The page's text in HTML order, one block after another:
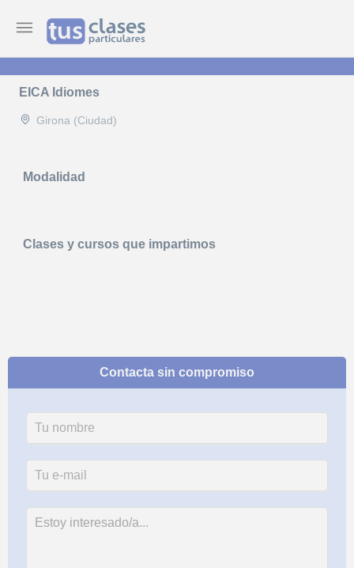
EICA Idiomes
Girona (Ciudad)
Modalidad
Clases y cursos que impartimos
Contacta sin compromiso